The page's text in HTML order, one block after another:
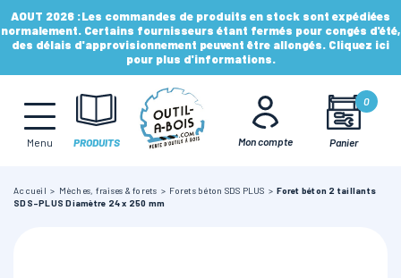
AOUT 2026 :Les commandes de produits en stock sont expédiées
normalement. Certains fournisseurs étant fermés pour congés d'été,
des délais d'approvisionnement peuvent être allongés. Cliquez ici
pour plus d'informations.
Menu PRODUITS Mon compte Panier
0
MÈCHES, FRAISES & FORETS
LAMES & DISQUES
CONSOMMABLES
Accueil Mèches, fraises & forets Forets béton SDS PLUS
Foret béton 2 taillants
SDS-PLUS Diamètre 24 x 250 mm